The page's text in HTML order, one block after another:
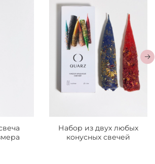
Набор из двух любых
конусных свечей